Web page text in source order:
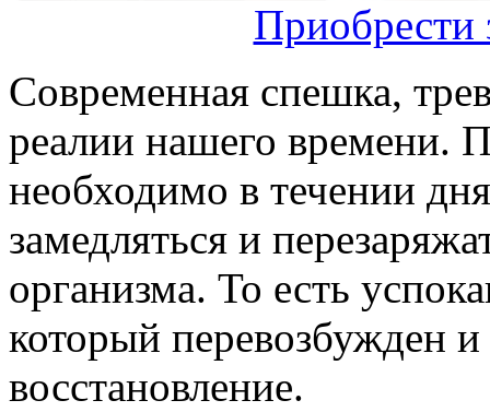
Приобрести
Современная спешка,
реалии нашего времени.
необходимо в течении
замедляться и
организма. То есть
который перевозбужден и
восстановление.